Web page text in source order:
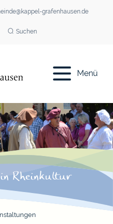
grafenhausen.de
Suchen
Menü